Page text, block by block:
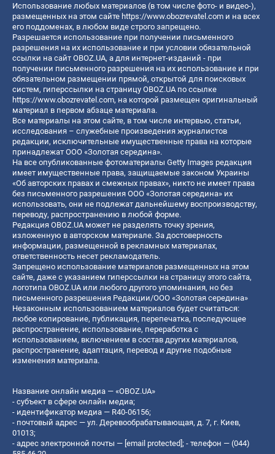
Использование любых материалов (в том числе фото- и видео-),
размещенных на этом сайте https://www.obozrevatel.com и на всех
его поддоменах, в любом виде строго запрещено.
Разрешается использование при получении письменного
разрешения на их использование и при условии обязательной
ссылки на сайт OBOZ.UA, а для интернет-изданий - при
получении письменного разрешения на их использование и при
обязательном размещении прямой, открытой для поисковых
систем, гиперссылки на страницу OBOZ.UA по ссылке
https://www.obozrevatel.com, на которой размещен оригинальный
материал в первом абзаце материала.
Все материалы на этом сайте, в том числе интервью, статьи,
исследования – служебные произведения журналистов
редакции, исключительные имущественные права на которые
принадлежат ООО «Золотая середина».
На все опубликованные фотоматериалы Getty Images редакция
имеет имущественные права, защищаемые законом Украины
«Об авторских правах и смежных правах», никто не имеет права
без письменного разрешения ООО «Золотая середина» их
использовать, они не подлежат дальнейшему воспроизводству,
переводу, распространению в любой форме.
Редакция OBOZ.UA может не разделять точку зрения,
изложенную в авторском материале. За достоверность
информации, размещенной в рекламных материалах,
ответственность несет рекламодатель.
Запрещено использование материалов размещенных на этом
сайте, даже с указанием гиперссылки на страницу этого сайта,
логотипа OBOZ.UA или любого другого упоминания, но без
письменного разрешения Редакции/ООО «Золотая середина»
Незаконным использованием материалов будет считаться:
любое копирование, публикация, перепечатка, последующее
распространение, использование, переработка с
использованием, включением в состав других материалов,
распространение, адаптация, перевод и другие подобные
изменения материала.
Название онлайн медиа — «OBOZ.UA»
- субъект в сфере онлайн медиа;
- идентификатор медиа — R40-06156;
- почтовый адрес — ул. Деревообрабатывающая, д. 7, г. Киев,
01013;
- адрес электронной почты — [email protected]; - телефон — (044)